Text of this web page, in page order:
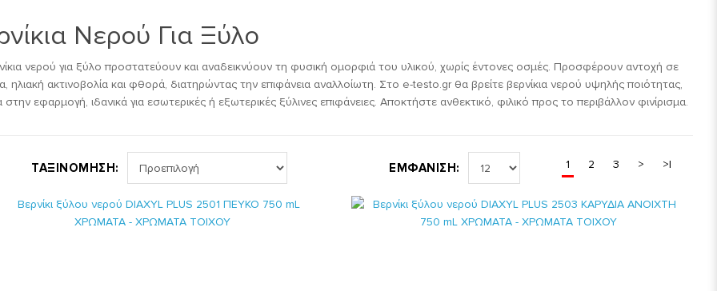
Νερού Για Ξύλο
νερού για ξύλο προστατεύουν και αναδεικνύουν τη φυσική ομορφιά του υλικού, χωρίς έντονες οσμές. Προσφέρουν αντοχή σε
ηλιακή ακτινοβολία και φθορά, διατηρώντας την επιφάνεια αναλλοίωτη. Στο e-testo.gr θα βρείτε βερνίκια νερού υψηλής ποιότητας,
στην εφαρμογή, ιδανικά για εσωτερικές ή εξωτερικές ξύλινες επιφάνειες. Αποκτήστε ανθεκτικό, φιλικό προς το περιβάλλον φινίρισμα.
1 2 3 > >|
ΕΜΦΑΝΙΣΗ:
ΤΑΞΙΝΟΜΗΣΗ: